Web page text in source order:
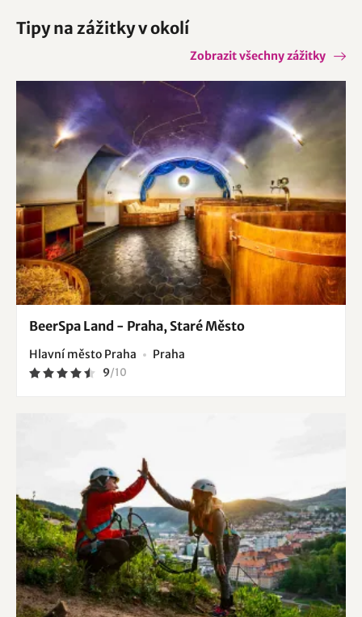
Tipy na zážitky v okolí
Zobrazit všechny zážitky
BeerSpa Land - Praha, Staré Město
Hlavní město Praha Praha
9/10